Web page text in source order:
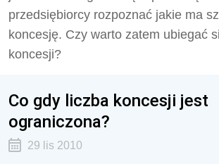
przedsiębiorcy rozpoznać jakie ma
koncesję. Czy warto zatem ubiegać
koncesji?
Co gdy liczba koncesji jest
ograniczona?
29 lis 2010